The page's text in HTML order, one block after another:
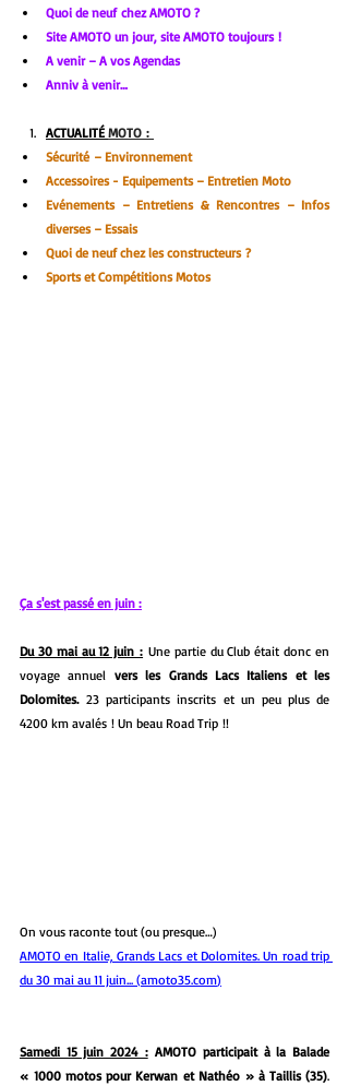
Quoi de neuf chez AMOTO ?
Site AMOTO un jour, site AMOTO toujours !
A venir – A vos Agendas
Anniv à venir…
ACTUALITÉ MOTO :
Sécurité – Environnement
Accessoires - Equipements – Entretien Moto
Evénements – Entretiens & Rencontres – Infos
diverses – Essais
Quoi de neuf chez les constructeurs ?
Sports et Compétitions Motos
Ça s'est passé en juin :
Du 30 mai au 12 juin : Une partie du Club était donc en
voyage annuel vers les Grands Lacs Italiens et les
Dolomites. 23 participants inscrits et un peu plus de
4200 km avalés ! Un beau Road Trip !!
On vous raconte tout (ou presque…)
AMOTO en Italie, Grands Lacs et Dolomites. Un road trip
du 30 mai au 11 juin... (amoto35.com)
Samedi 15 juin 2024 : AMOTO participait à la Balade
« 1000 motos pour Kerwan et Nathéo » à Taillis (35).